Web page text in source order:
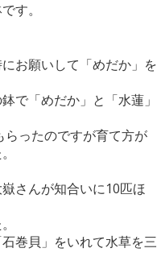
す。
お願いして「めだか」を
で「めだか」と「水蓮」
らったのですが育て方が
さんが知合いに10匹ほ
巻貝」をいれて水草を三